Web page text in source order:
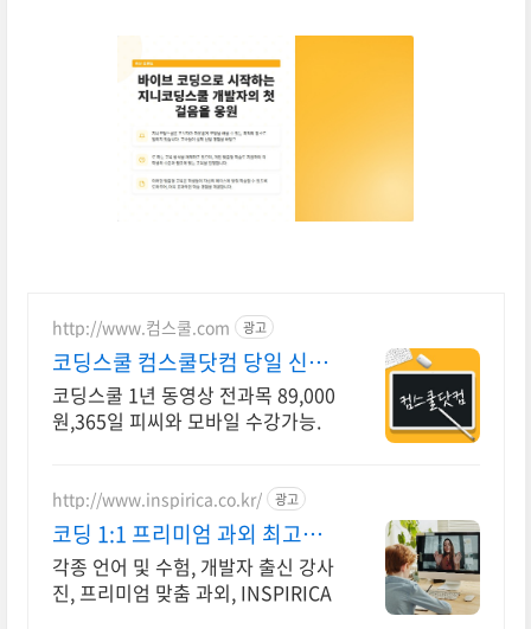
http://www.컴스쿨.com 광고
코딩스쿨 컴스쿨닷컴 당일 신청
&결제시 기프티콘!
코딩스쿨 1년 동영상 전과목 89,000
원,365일 피씨와 모바일 수강가능.
http://www.inspirica.co.kr/ 광고
코딩 1:1 프리미엄 과외 최고의
선생님들과 함께
각종 언어 및 수험, 개발자 출신 강사
진, 프리미엄 맞춤 과외, INSPIRICA